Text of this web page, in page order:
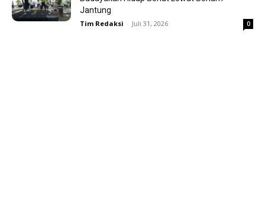
Jantung
Tim Redaksi - Juli 31, 2026 0